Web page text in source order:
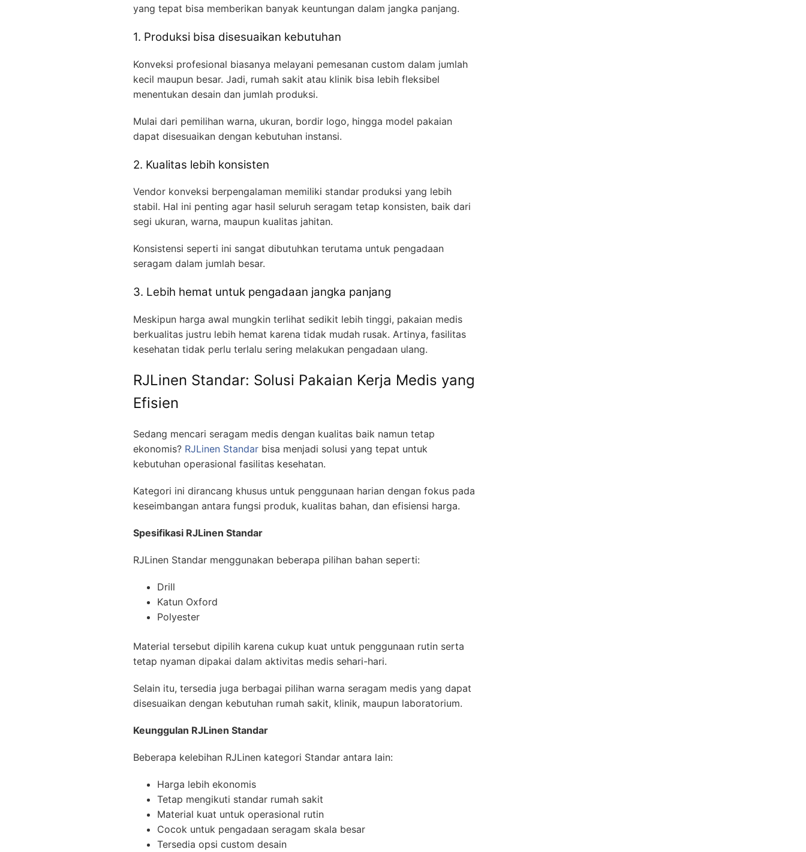
yang tepat bisa memberikan banyak keuntungan dalam jangka panjang.
1. Produksi bisa disesuaikan kebutuhan
Konveksi profesional biasanya melayani pemesanan custom dalam jumlah
kecil maupun besar. Jadi, rumah sakit atau klinik bisa lebih fleksibel
menentukan desain dan jumlah produksi.
Mulai dari pemilihan warna, ukuran, bordir logo, hingga model pakaian
dapat disesuaikan dengan kebutuhan instansi.
2. Kualitas lebih konsisten
Vendor konveksi berpengalaman memiliki standar produksi yang lebih
stabil. Hal ini penting agar hasil seluruh seragam tetap konsisten, baik dari
segi ukuran, warna, maupun kualitas jahitan.
Konsistensi seperti ini sangat dibutuhkan terutama untuk pengadaan
seragam dalam jumlah besar.
3. Lebih hemat untuk pengadaan jangka panjang
Meskipun harga awal mungkin terlihat sedikit lebih tinggi, pakaian medis
berkualitas justru lebih hemat karena tidak mudah rusak. Artinya, fasilitas
kesehatan tidak perlu terlalu sering melakukan pengadaan ulang.
RJLinen Standar: Solusi Pakaian Kerja Medis yang
Efisien
Sedang mencari seragam medis dengan kualitas baik namun tetap
ekonomis? RJLinen Standar bisa menjadi solusi yang tepat untuk
kebutuhan operasional fasilitas kesehatan.
Kategori ini dirancang khusus untuk penggunaan harian dengan fokus pada
keseimbangan antara fungsi produk, kualitas bahan, dan efisiensi harga.
Spesifikasi RJLinen Standar
RJLinen Standar menggunakan beberapa pilihan bahan seperti:
Drill
Katun Oxford
Polyester
Material tersebut dipilih karena cukup kuat untuk penggunaan rutin serta
tetap nyaman dipakai dalam aktivitas medis sehari-hari.
Selain itu, tersedia juga berbagai pilihan warna seragam medis yang dapat
disesuaikan dengan kebutuhan rumah sakit, klinik, maupun laboratorium.
Keunggulan RJLinen Standar
Beberapa kelebihan RJLinen kategori Standar antara lain:
Harga lebih ekonomis
Tetap mengikuti standar rumah sakit
Material kuat untuk operasional rutin
Cocok untuk pengadaan seragam skala besar
Tersedia opsi custom desain